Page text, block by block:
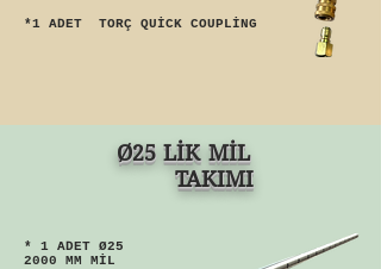
*1 ADET TORÇ QUİCK COUPLİNG
Ø25 LİK MİL
TAKIMI
* 1 ADET Ø25
2000 MM MİL